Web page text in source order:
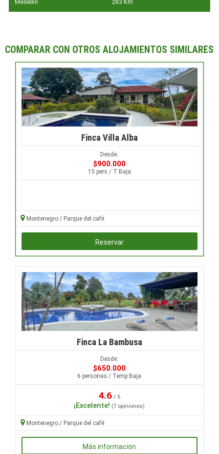
Medellín
283 Km
COMPARAR CON OTROS ALOJAMIENTOS SIMILARES
Finca Villa Alba
Desde:
$900.000
15 pers / T Baja
Montenegro / Parque del café
Reservar
Finca La Bambusa
Desde:
$650.000
6 personas / Temp Baja
4.6/ 5
¡Excelente! (7 opiniones)
Montenegro / Parque del café
Más información